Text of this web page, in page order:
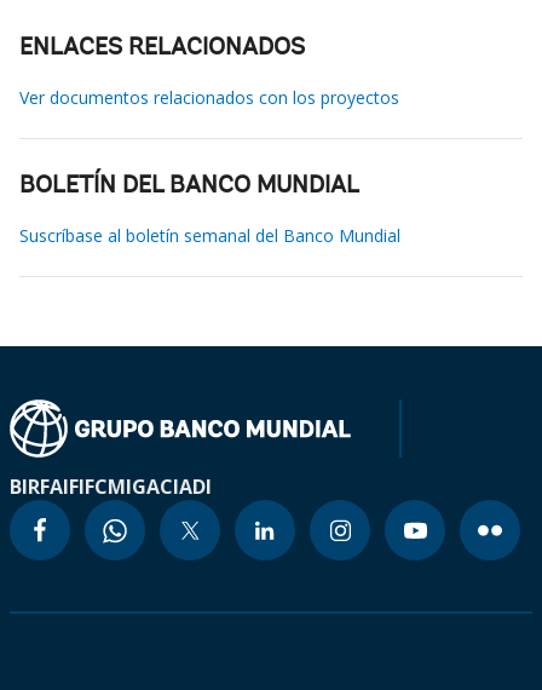
ENLACES RELACIONADOS
Ver documentos relacionados con los proyectos
BOLETÍN DEL BANCO MUNDIAL
Suscríbase al boletín semanal del Banco Mundial
BIRFAIFIFCMIGACIADI